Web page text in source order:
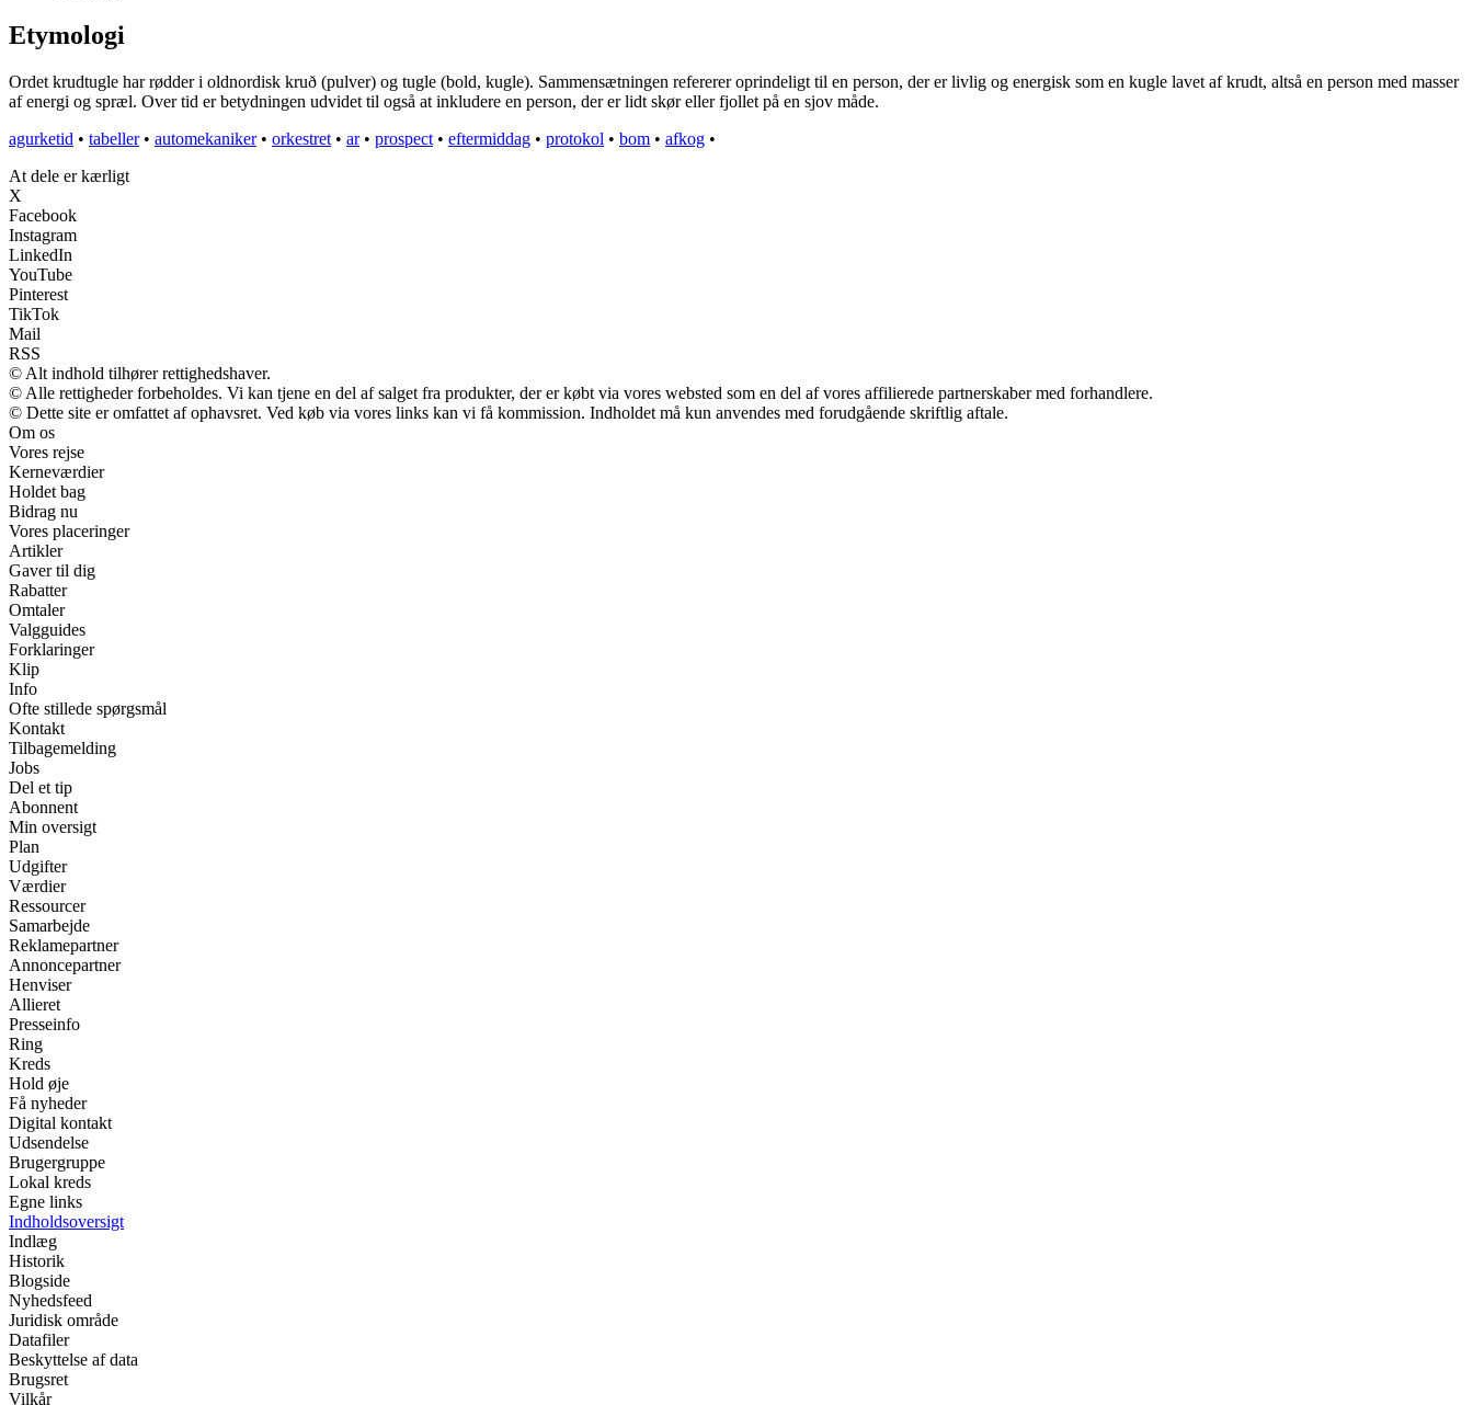
Etymologi
Ordet krudtugle har rødder i oldnordisk kruð (pulver) og tugle (bold, kugle). Sammensætningen refererer oprindeligt til en person, der er livlig og energisk som en kugle lavet af krudt, altså en person med masser
af energi og spræl. Over tid er betydningen udvidet til også at inkludere en person, der er lidt skør eller fjollet på en sjov måde.
agurketid • tabeller• automekaniker• orkestret • ar• prospect • eftermiddag • protokol • bom • afkog •
At dele er kærligt
X
Facebook
Instagram
LinkedIn
YouTube
Pinterest
TikTok
Mail
RSS
© Alt indhold tilhører rettighedshaver.
© Alle rettigheder forbeholdes. Vi kan tjene en del af salget fra produkter, der er købt via vores websted som en del af vores affilierede partnerskaber med forhandlere.
© Dette site er omfattet af ophavsret. Ved køb via vores links kan vi få kommission. Indholdet må kun anvendes med forudgående skriftlig aftale.
Om os
Vores rejse
Kerneværdier
Holdet bag
Bidrag nu
Vores placeringer
Artikler
Gaver til dig
Rabatter
Omtaler
Valgguides
Forklaringer
Klip
Info
Ofte stillede spørgsmål
Kontakt
Tilbagemelding
Jobs
Del et tip
Abonnent
Min oversigt
Plan
Udgifter
Værdier
Ressourcer
Samarbejde
Reklamepartner
Annoncepartner
Henviser
Allieret
Presseinfo
Ring
Kreds
Hold øje
Få nyheder
Digital kontakt
Udsendelse
Brugergruppe
Lokal kreds
Egne links
Indholdsoversigt
Indlæg
Historik
Blogside
Nyhedsfeed
Juridisk område
Datafiler
Beskyttelse af data
Brugsret
Vilkår